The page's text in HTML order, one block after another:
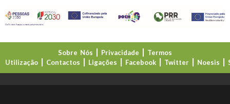
Sobre Nós Privacidade
Termos
Utilização
Contactos Ligações Facebook Twitter Noesis